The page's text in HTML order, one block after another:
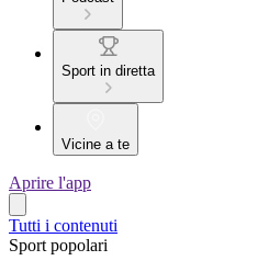
Sport in diretta
Vicine a te
Aprire l'app
Tutti i contenuti
Sport popolari